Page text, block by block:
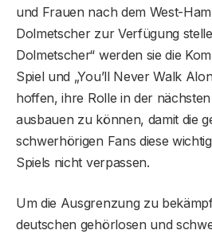
und Frauen nach dem West-
Dolmetscher zur Verfügung
Dolmetscher“ werden sie die
Spiel und „You’ll Never Walk
hoffen, ihre Rolle in der
ausbauen zu können, damit die
schwerhörigen Fans diese
Spiels nicht verpassen.
Um die Ausgrenzung zu
deutschen gehörlosen und